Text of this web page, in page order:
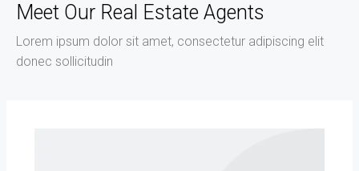
Meet Our Real Estate Agents
Lorem ipsum dolor sit amet, consectetur adipiscing elit
donec sollicitudin